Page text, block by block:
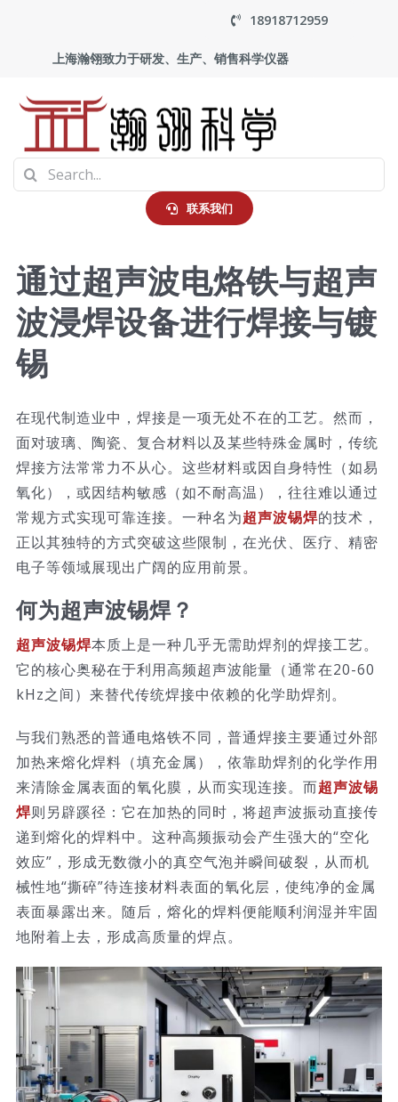
content
18918712959
上海瀚翎致力于研发、生产、销售科学仪器
首页
应用
走进瀚翎
技术服务
公司新闻
Search
for:
联系我们
通过超声波电烙铁与超声
波浸焊设备进行焊接与镀
锡
在现代制造业中，焊接是一项无处不在的工艺。然而，
面对玻璃、陶瓷、复合材料以及某些特殊金属时，传统
焊接方法常常力不从心。这些材料或因自身特性（如易
氧化），或因结构敏感（如不耐高温），往往难以通过
常规方式实现可靠连接。一种名为超声波锡焊的技术，
正以其独特的方式突破这些限制，在光伏、医疗、精密
电子等领域展现出广阔的应用前景。
何为超声波锡焊？
超声波锡焊本质上是一种几乎无需助焊剂的焊接工艺。
它的核心奥秘在于利用高频超声波能量（通常在20-60
kHz之间）来替代传统焊接中依赖的化学助焊剂。
与我们熟悉的普通电烙铁不同，普通焊接主要通过外部
加热来熔化焊料（填充金属），依靠助焊剂的化学作用
来清除金属表面的氧化膜，从而实现连接。而超声波锡
焊则另辟蹊径：它在加热的同时，将超声波振动直接传
递到熔化的焊料中。这种高频振动会产生强大的“空化
效应”，形成无数微小的真空气泡并瞬间破裂，从而机
械性地“撕碎”待连接材料表面的氧化层，使纯净的金属
表面暴露出来。随后，熔化的焊料便能顺利润湿并牢固
地附着上去，形成高质量的焊点。